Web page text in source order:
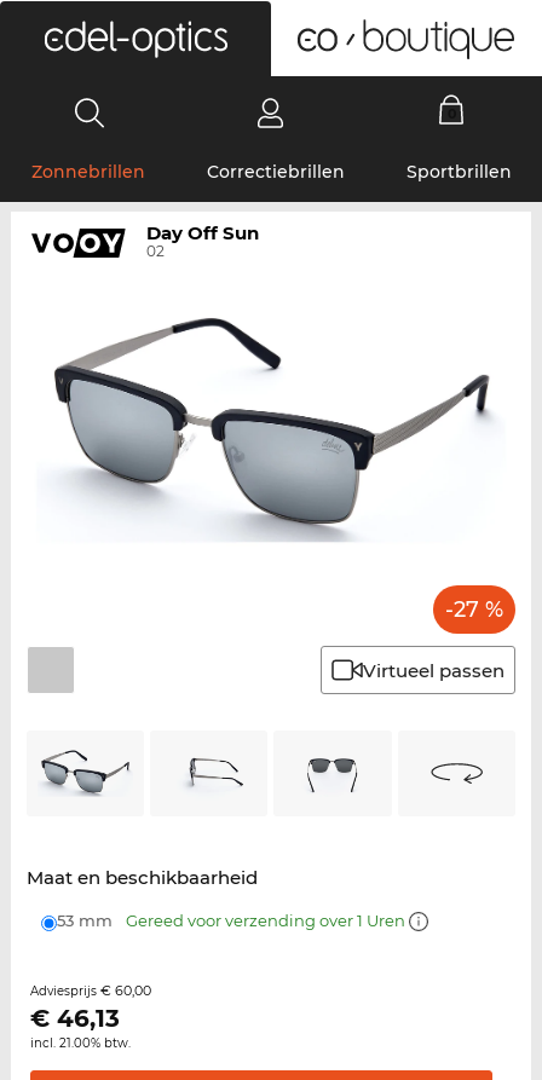
Zonnebrillen Correctiebrillen Sportbrillen
Day Off Sun
02
-27 %
Virtueel passen
Maat en beschikbaarheid
53 mm Gereed voor verzending over 1 Uren
Adviesprijs € 60,00
€ 46,13
incl. 21.00% btw.